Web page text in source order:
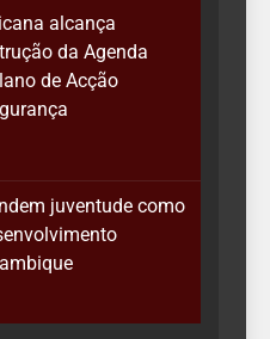
alcança
da Agenda
de Acção
juventude como